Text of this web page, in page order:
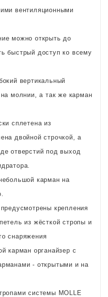
вентиляционными
можно открыть до
быстрый доступ ко всему
вертикальный
молнии, а так же карман
сплетена из
двойной строчкой, а
отверстий под выход
карман на
крепления
из жёсткой стропы и
снаряжения
карман органайзер с
- открытыми и на
системы MOLLE